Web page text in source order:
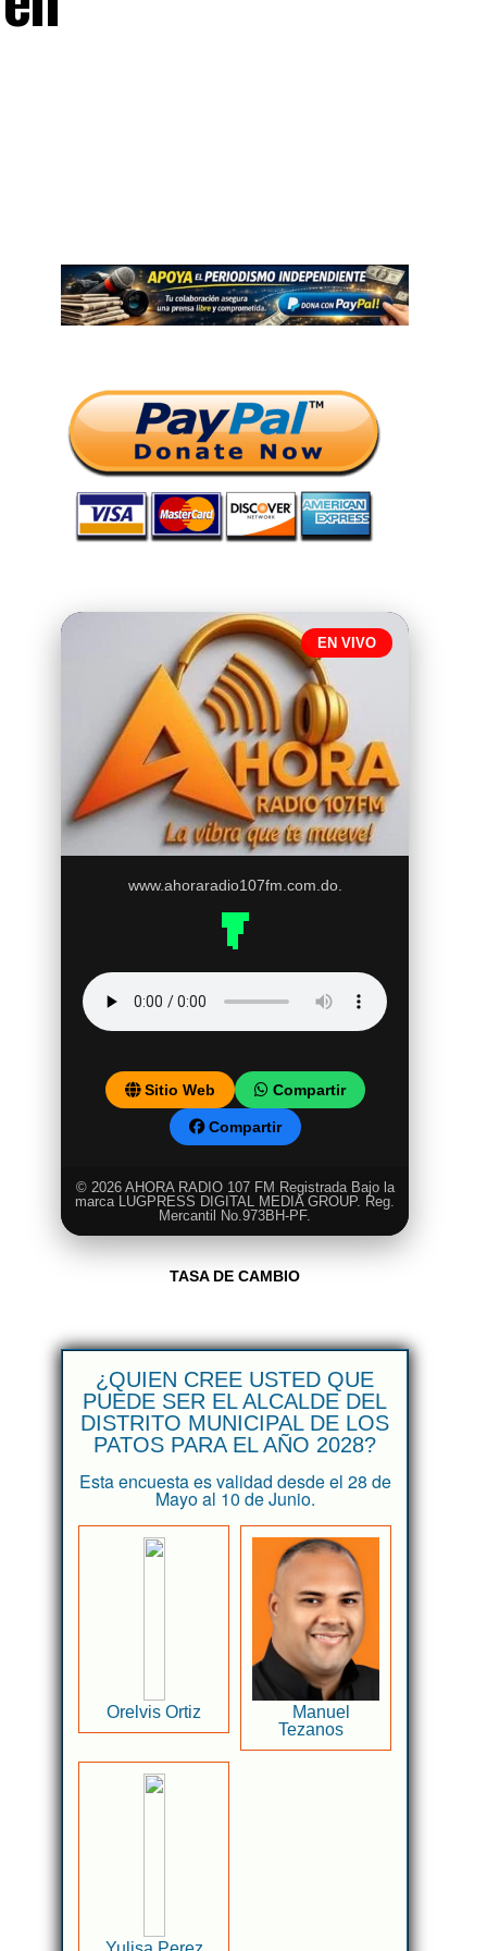
EN VIVO
www.ahoraradio107fm.com.do.
Sitio Web Compartir
Compartir
© 2026 AHORA RADIO 107 FM Registrada Bajo la
marca LUGPRESS DIGITAL MEDIA GROUP. Reg.
Mercantil No.973BH-PF.
TASA DE CAMBIO
¿QUIEN CREE USTED QUE
PUEDE SER EL ALCALDE DEL
DISTRITO MUNICIPAL DE LOS
PATOS PARA EL AÑO 2028?
Esta encuesta es validad desde el 28 de
Mayo al 10 de Junio.
Orelvis Ortiz
Manuel
Tezanos